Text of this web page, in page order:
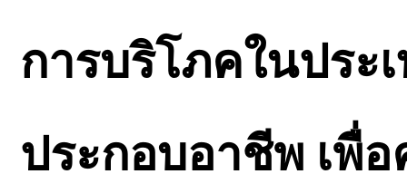
การบริโภคในประ
ประกอบอาชีพ เพื่